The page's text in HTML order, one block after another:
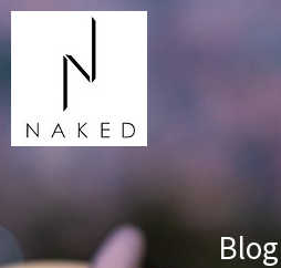
Blog